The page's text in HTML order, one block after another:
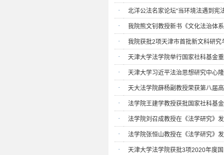
· 北洋公法名家论坛“当环境法遇到宪
· 我院熊文钊教授新书《文化法治体
· 我院获批2项天津市首批新文科研究
· 天津大学法学院举行国家社科基金
· 天津大学习近平法治思想研究中心
· 天大法学院薛杨副教授荣获第八届
· 法学院王建学教授获批国家社科基
· 法学院刘召成教授在《法学研究》
· 法学院张恒山教授在《法学研究》
· 天津大学法学院获批3项2020年度